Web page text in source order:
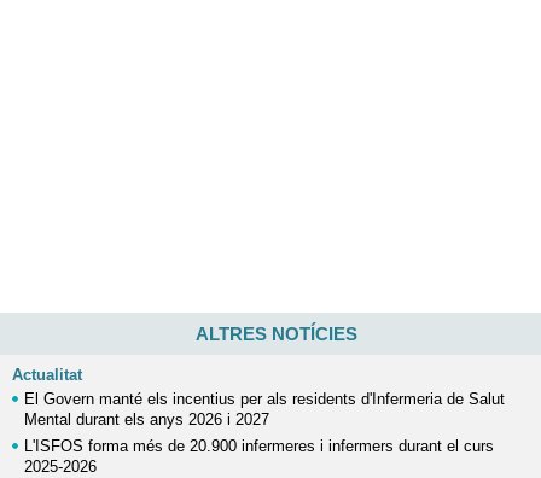
ALTRES NOTÍCIES
Actualitat
El Govern manté els incentius per als residents d'Infermeria de Salut
Mental durant els anys 2026 i 2027
L'ISFOS forma més de 20.900 infermeres i infermers durant el curs
2025-2026